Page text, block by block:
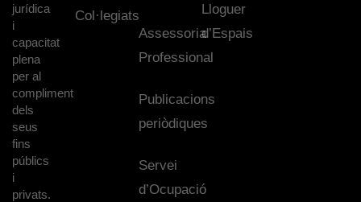
jurídica
i
capacitat
plena
per al
compliment
dels
seus
fins
públics
i
privats.
Col·legiats
Assessoria
Professional
Publicacions
periòdiques
Servei
d’Ocupació
Lloguer
d’Espais